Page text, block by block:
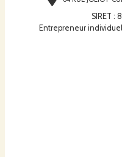
SIRET :
Entrepreneur